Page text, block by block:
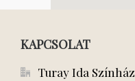
KAPCSOLAT
Turay Ida Színház